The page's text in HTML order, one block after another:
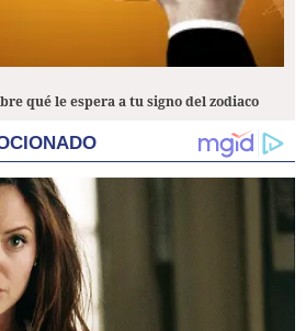
qué le espera a tu signo del zodiaco